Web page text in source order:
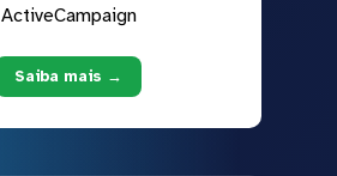
ActiveCampaign
Saiba mais →